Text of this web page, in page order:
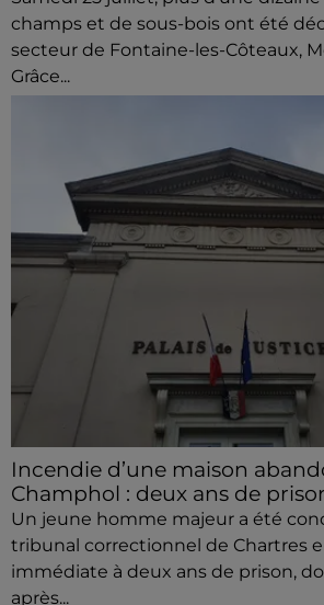
champs et de sous-bois ont été
secteur de Fontaine-les-Côteaux,
Grâce...
Incendie d’une maison
Champhol : deux ans de
Un jeune homme majeur a été
tribunal correctionnel de Chartres
immédiate à deux ans de prison,
après...